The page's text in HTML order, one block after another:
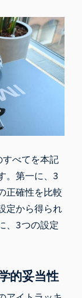
べてを本記
。第一に、3
正確性を比較
定から得られ
、3つの設定
的妥当性